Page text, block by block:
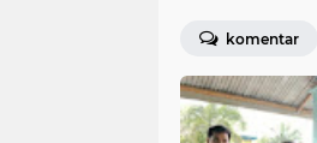
komentar